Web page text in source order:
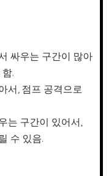
싸우는 구간이 많아
.
서, 점프 공격으로
는 구간이 있어서,
수 있음.